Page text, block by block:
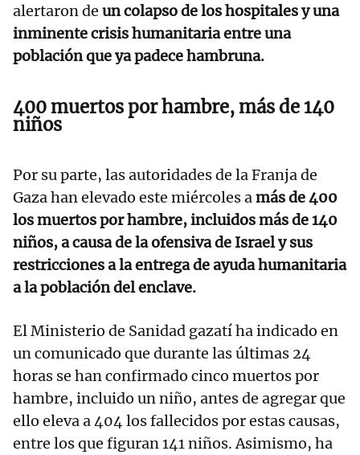
alertaron de un colapso de los hospitales y una
inminente crisis humanitaria entre una
población que ya padece hambruna.
400 muertos por hambre, más de 140
niños
Por su parte, las autoridades de la Franja de
Gaza han elevado este miércoles amás de 400
los muertos por hambre, incluidos más de 140
niños, a causa de la ofensiva de Israel y sus
restricciones a la entrega de ayuda humanitaria
a la población del enclave.
El Ministerio de Sanidad gazatí ha indicado en
un comunicado que durante las últimas 24
horas se han confirmado cinco muertos por
hambre, incluido un niño, antes de agregar que
ello eleva a 404 los fallecidos por estas causas,
entre los que figuran 141 niños. Asimismo, ha